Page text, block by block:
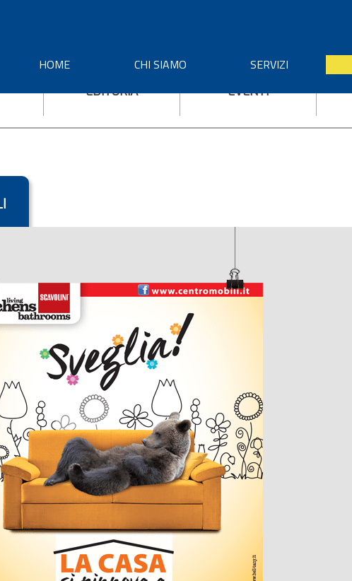
HOME CHI SIAMO SERVIZI
EDITORIA EVENTI